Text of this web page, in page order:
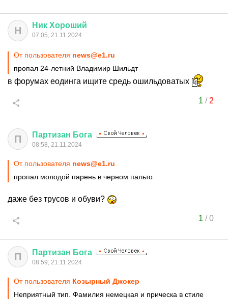
Н Ник Хороший
07:05, 21.11.2024
От пользователя news@e1.ru
пропал 24-летний Владимир Шильдт
в форумах еодинга ищите средь ошильдоватых
1 / 2
П Партизан Бога
08:58, 21.11.2024
От пользователя news@e1.ru
пропал молодой парень в черном пальто.
даже без трусов и обуви?
1 /0
П Партизан Бога
08:59, 21.11.2024
От пользователя Козырный Джокер
Неприятный тип. Фамилия немецкая и прическа в стиле